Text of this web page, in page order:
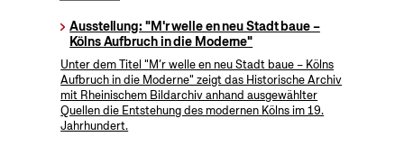
Ausstellung: "M'r welle en neu Stadt baue –
Kölns Aufbruch in die Moderne"
Unter dem Titel "M’r welle en neu Stadt baue – Kölns
Aufbruch in die Moderne" zeigt das Historische Archiv
mit Rheinischem Bildarchiv anhand ausgewählter
Quellen die Entstehung des modernen Kölns im 19.
Jahrhundert.